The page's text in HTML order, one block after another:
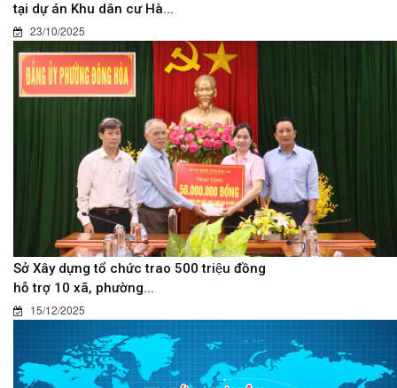
tại dự án Khu dân cư Hà...
23/10/2025
Sở Xây dựng tổ chức trao 500 triệu đồng
hỗ trợ 10 xã, phường...
15/12/2025